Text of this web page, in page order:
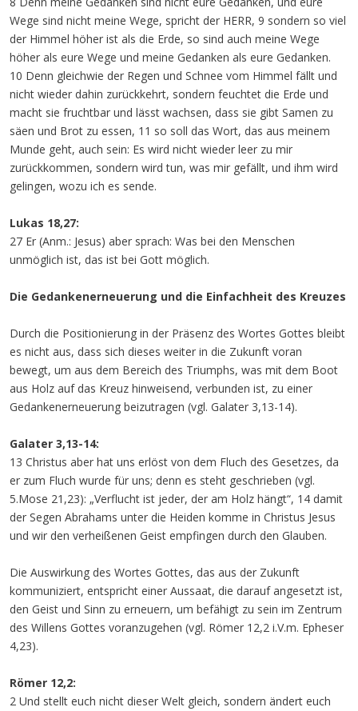
Wege sind nicht meine Wege, spricht der HERR, 9 sondern so viel
der Himmel höher ist als die Erde, so sind auch meine Wege
höher als eure Wege und meine Gedanken als eure Gedanken.
10 Denn gleichwie der Regen und Schnee vom Himmel fällt und
nicht wieder dahin zurückkehrt, sondern feuchtet die Erde und
macht sie fruchtbar und lässt wachsen, dass sie gibt Samen zu
säen und Brot zu essen, 11 so soll das Wort, das aus meinem
Munde geht, auch sein: Es wird nicht wieder leer zu mir
zurückkommen, sondern wird tun, was mir gefällt, und ihm wird
gelingen, wozu ich es sende.
Lukas 18,27:
27 Er (Anm.: Jesus) aber sprach: Was bei den Menschen
unmöglich ist, das ist bei Gott möglich.
Die Gedankenerneuerung und die Einfachheit des Kreuzes
Durch die Positionierung in der Präsenz des Wortes Gottes bleibt
es nicht aus, dass sich dieses weiter in die Zukunft voran
bewegt, um aus dem Bereich des Triumphs, was mit dem Boot
aus Holz auf das Kreuz hinweisend, verbunden ist, zu einer
Gedankenerneuerung beizutragen (vgl. Galater 3,13-14).
Galater 3,13-14:
13 Christus aber hat uns erlöst von dem Fluch des Gesetzes, da
er zum Fluch wurde für uns; denn es steht geschrieben (vgl.
5.Mose 21,23): „Verflucht ist jeder, der am Holz hängt“, 14 damit
der Segen Abrahams unter die Heiden komme in Christus Jesus
und wir den verheißenen Geist empfingen durch den Glauben.
Die Auswirkung des Wortes Gottes, das aus der Zukunft
kommuniziert, entspricht einer Aussaat, die darauf angesetzt ist,
den Geist und Sinn zu erneuern, um befähigt zu sein im Zentrum
des Willens Gottes voranzugehen (vgl. Römer 12,2 i.V.m. Epheser
4,23).
Römer 12,2:
2 Und stellt euch nicht dieser Welt gleich, sondern ändert euch